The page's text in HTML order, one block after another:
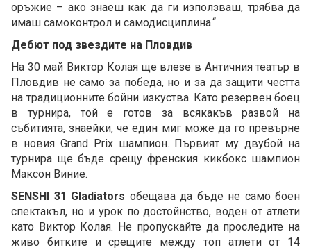
оръжие – ако знаеш как да ги използваш, трябва да
имаш самоконтрол и самодисциплина.“
Дебют под звездите на Пловдив
На 30 май Виктор Колая ще влезе в Античния театър в
Пловдив не само за победа, но и за да защити честта
на традиционните бойни изкуства. Като резервен боец
в турнира, той е готов за всякакъв развой на
събитията, знаейки, че един миг може да го превърне
в новия Grand Prix шампион. Първият му двубой на
турнира ще бъде срещу френския кикбокс шампион
Максон Виние.
SENSHI 31 Gladiators обещава да бъде не само боен
спектакъл, но и урок по достойнство, воден от атлети
като Виктор Колая. Не пропускайте да проследите на
живо битките и срещите между топ атлети от 14